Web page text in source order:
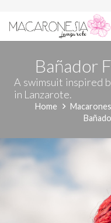
Bañador
A swimsuit inspired
in Lanzarote.
Home